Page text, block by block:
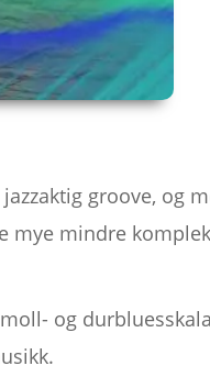
groove, og
mye mindre
og